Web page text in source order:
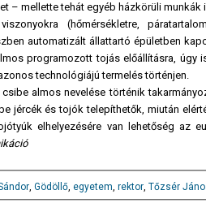
– mellette tehát egyéb házkörüli munkák
(hőmérsékletre,
automatizált állattartó épületben
programozott tojás előállításra, úgy
technológiájú termelés történjen.
almos nevelése történik
jércék és tojók telepíthetők, miután
elhelyezésére van lehetőség az
, Gödöllő, egyetem, rektor, Tőzsér